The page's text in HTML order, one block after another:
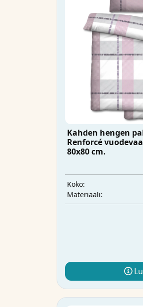
Kahden hengen
Renforcé
80x80 cm.
Koko:
Materiaali: